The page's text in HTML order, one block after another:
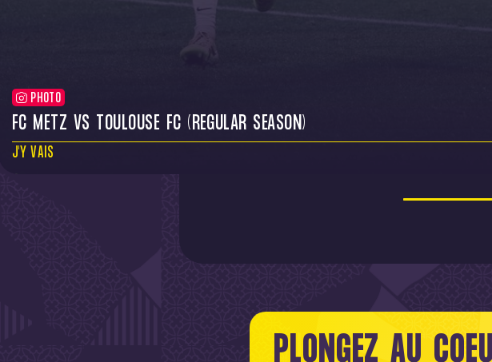
PHOTO
FC METZ VS TOULOUSE FC (REGULAR SEASON)
J'Y VAIS
PLONGEZ AU